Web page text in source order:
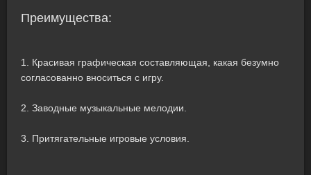
Преимущества:
1. Красивая графическая составляющая, какая безумно
согласованно вноситься с игру.
2. Заводные музыкальные мелодии.
3. Притягательные игровые условия.